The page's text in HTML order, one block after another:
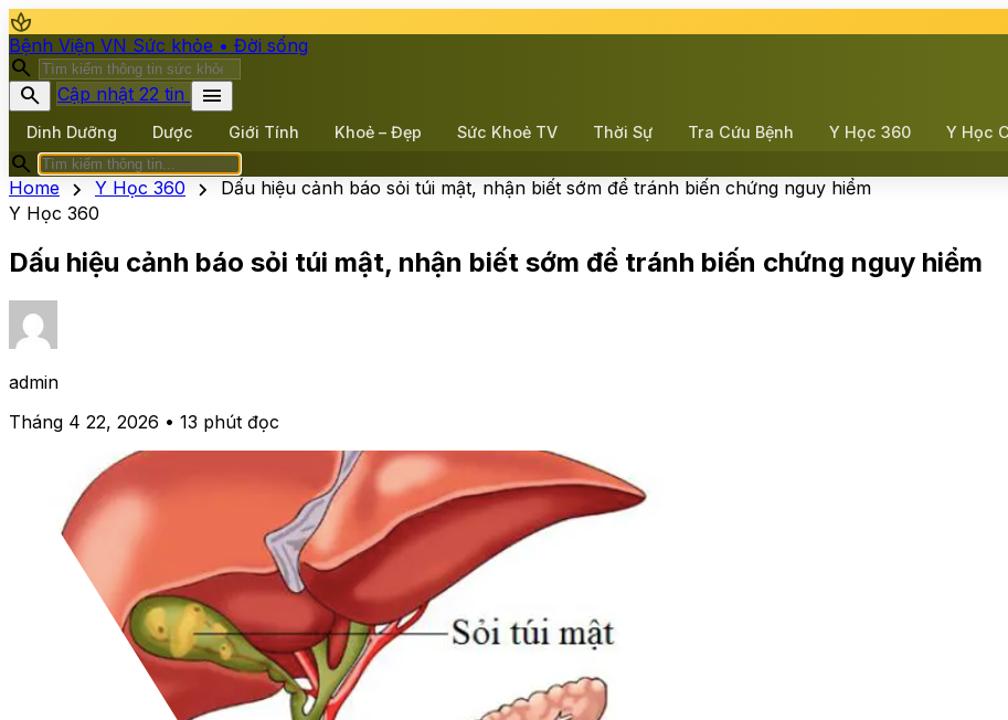
spa
Bệnh Viện VN Sức khỏe • Đời sống
search
search
Cập nhật 22 tin menu
Dinh Dưỡng Dược Giới Tính Khoẻ – Đẹp Sức Khoẻ TV Thời Sự Tra Cứu Bệnh Y Học 360 Y Học
search
Home chevron_right Y Học 360 chevron_right
Dấu hiệu cảnh báo sỏi túi mật, nhận biết sớm để tránh biến chứng nguy hiểm
Y Học 360
Dấu hiệu cảnh báo sỏi túi mật, nhận biết sớm để tránh biến chứng nguy hiểm
admin
Tháng 4 22, 2026 • 13 phút đọc